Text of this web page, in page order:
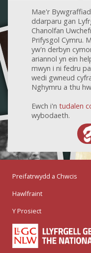
Mae'r
ddarparu gan
Chanolfan
Prifysgol Cymru.
yw'n derbyn
ariannol yn ein
mwyn i ni fedru
wedi gwneud
Nghymru a thu
Ewch i'n tudalen
wybodaeth.
Preifatrwydd a Chwcis
Hawlfraint
Y Prosiect